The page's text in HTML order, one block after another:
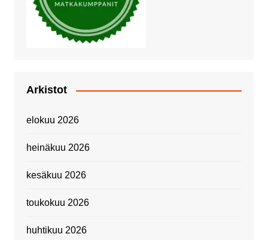
Arkistot
elokuu 2026
heinäkuu 2026
kesäkuu 2026
toukokuu 2026
huhtikuu 2026